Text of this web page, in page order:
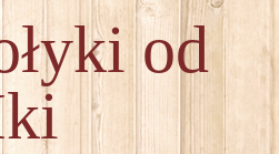
od